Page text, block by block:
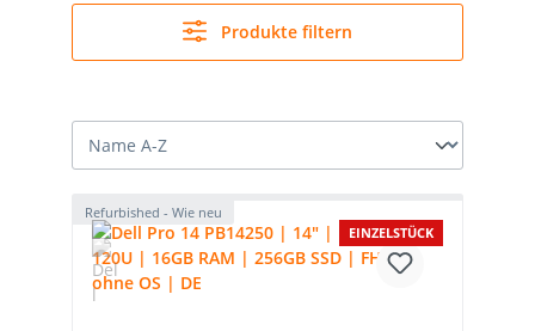
Produkte filtern
Refurbished - Wie neu
EINZELSTÜCK